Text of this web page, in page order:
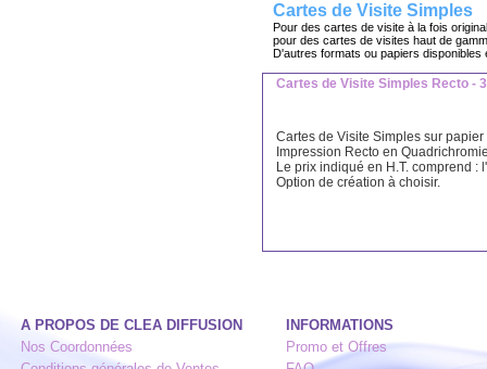
Cartes de Visite Simples
Pour des cartes de visite à la fois
pour des cartes de visites haut de
D'autres formats ou papiers disponibles
Cartes de Visite Simples Recto -
Cartes de Visite Simples sur
Impression Recto en
Le prix indiqué en H.T. comprend
Option de création à choisir.
A PROPOS DE CLEA DIFFUSION
INFORMATIONS
Nos Coordonnées
Promo et Offres